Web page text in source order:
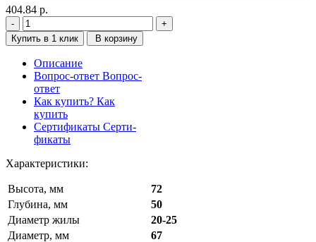
404.84 р.
Купить в 1 клик В корзину
Описание
Вопрос-ответ Вопрос-
ответ
Как купить? Как
купить
Сертификаты Серти-
фикаты
Характеристики:
Высота, мм
72
Глубина, мм
50
Диаметр жилы
20-25
Диаметр, мм
67